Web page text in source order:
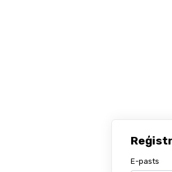
E-pasts